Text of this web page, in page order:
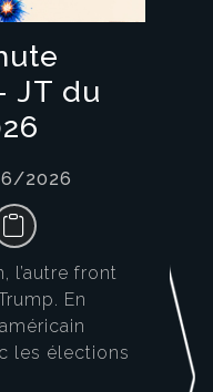
JT du
2026
l’autre front
En
les élections